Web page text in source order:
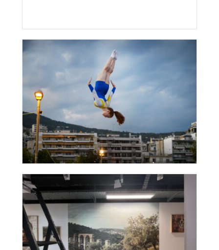
20ans Transit
Rue de l’Étoile Bleue